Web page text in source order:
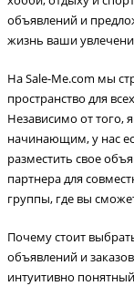
объявлений и
жизнь ваши
На Sale-Me.com мы
пространство для
Независимо от того,
начинающим, у нас
разместить свое
партнера для
группы, где вы
Почему стоит
объявлений и
интуитивно